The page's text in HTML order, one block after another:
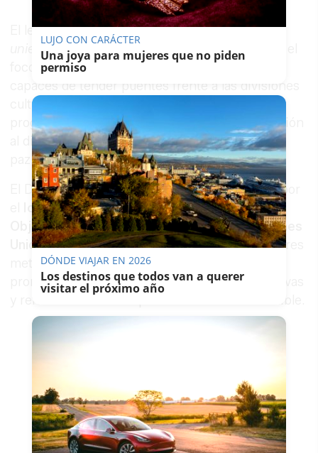
El lema elegido para este año 2026 esMuseos
uniendo un mundo dividido
, una idea que pone el
foco en el papel de los museos como lugares
capaces de tender puentes frente a las divisiones
culturales, sociales y geopolíticas. La
programación se plantea, así, como una invitación
al diálogo, al entendimiento, a la inclusión y a la
paz.
El Día Internacional de los Museos, impulsado por
Icom, mantiene además su vínculo con los
Objetivos de Desarrollo Sostenible de Naciones
Unidas. En esta edición, el tema se alinea con tres
metas concretas: reducir las desigualdades,
promover sociedades justas, pacíficas e inclusivas
y reforzar las alianzas para el desarrollo sostenible.
LUJO CON CARÁCTER
Una joya para mujeres que no piden
permiso
DÓNDE VIAJAR EN 2026
Los destinos que todos van a querer
visitar el próximo año